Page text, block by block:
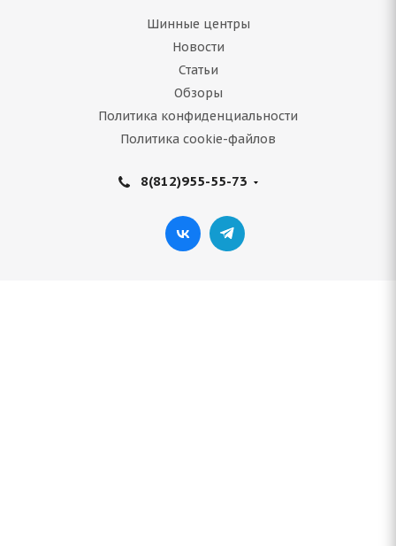
Шинные центры
Новости
Статьи
Обзоры
Политика конфиденциальности
Политика cookie-файлов
8(812)955-55-73